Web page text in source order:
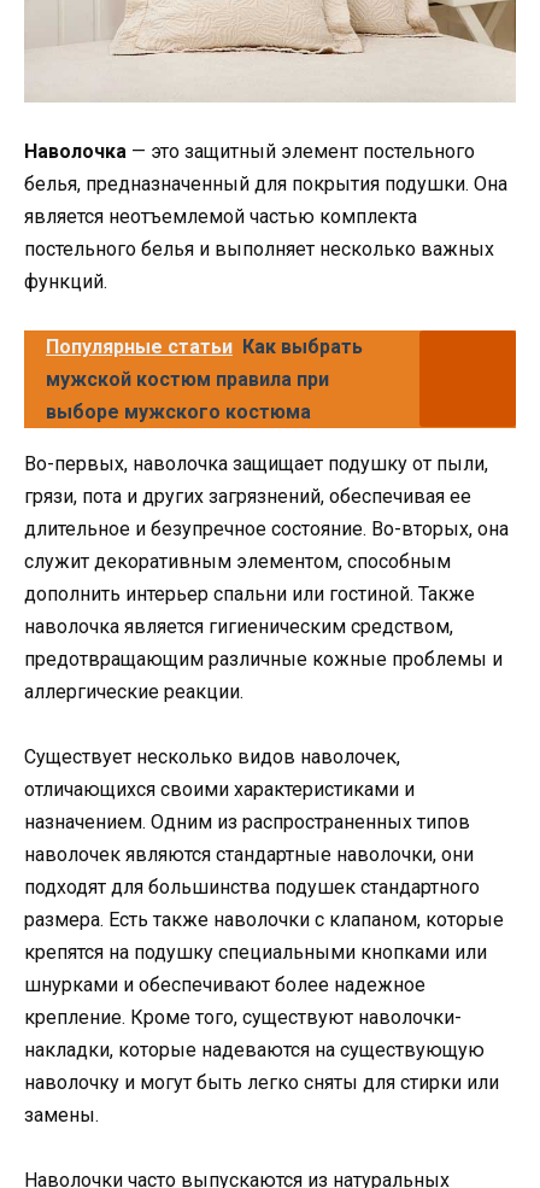
Наволочка — это защитный элемент постельного
белья, предназначенный для покрытия подушки. Она
является неотъемлемой частью комплекта
постельного белья и выполняет несколько важных
функций.
Популярные статьи Как выбрать
мужской костюм правила при
выборе мужского костюма
Во-первых, наволочка защищает подушку от пыли,
грязи, пота и других загрязнений, обеспечивая ее
длительное и безупречное состояние. Во-вторых, она
служит декоративным элементом, способным
дополнить интерьер спальни или гостиной. Также
наволочка является гигиеническим средством,
предотвращающим различные кожные проблемы и
аллергические реакции.
Существует несколько видов наволочек,
отличающихся своими характеристиками и
назначением. Одним из распространенных типов
наволочек являются стандартные наволочки, они
подходят для большинства подушек стандартного
размера. Есть также наволочки с клапаном, которые
крепятся на подушку специальными кнопками или
шнурками и обеспечивают более надежное
крепление. Кроме того, существуют наволочки-
накладки, которые надеваются на существующую
наволочку и могут быть легко сняты для стирки или
замены.
Наволочки часто выпускаются из натуральных